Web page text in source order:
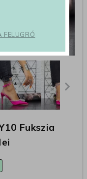
Fukszia
FELUGRÓ